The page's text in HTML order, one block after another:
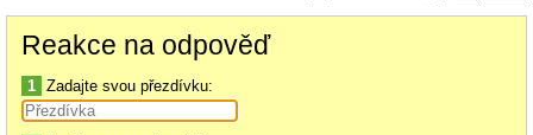
Reakce na odpověď
1 Zadajte svou přezdívku: